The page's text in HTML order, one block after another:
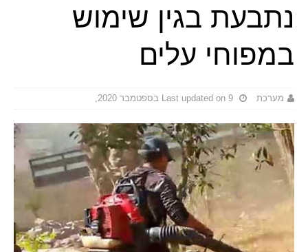
נתבעת בגין שימוש
במפוחי עלים
מערכת